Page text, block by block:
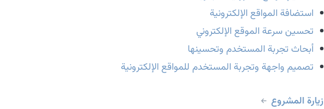
استضافة المواقع الإلكترونية
تحسين سرعة الموقع الإلكتروني
أبحاث تجربة المستخدم وتحسينها
تصميم واجهة وتجربة المستخدم للمواقع الإلكترونية
زيارة المشروع